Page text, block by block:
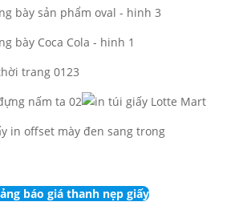
báo giá thanh nẹp giấy